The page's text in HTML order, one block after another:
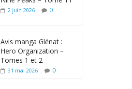
2 juin 2026 0
Avis manga Glénat :
Hero Organization –
Tomes 1 et 2
31 mai 2026 0